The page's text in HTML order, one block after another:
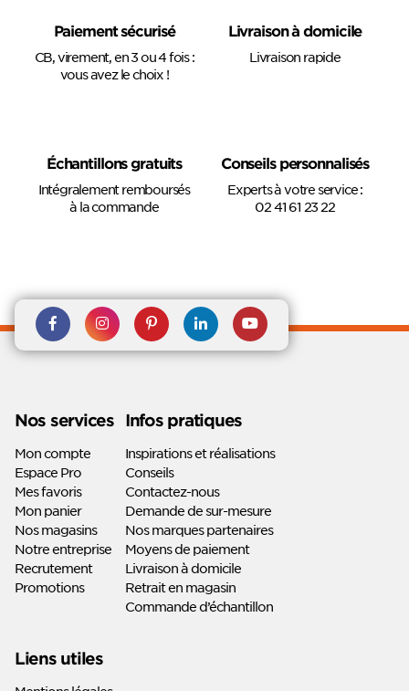
Paiement sécurisé
CB, virement, en 3 ou 4 fois :
vous avez le choix !
Livraison à domicile
Livraison rapide
Échantillons gratuits
Intégralement remboursés
à la commande
Conseils personnalisés
Experts à votre service :
02 41 61 23 22
Rejoignez nous sur Facebook
Suivez-nous sur
Instagram
Suivez-nous sur
Pinterest
Suivez-
nous sur
Suivez-
nous sur
Nos services
Mon compte
Espace Pro
Mes favoris
Mon panier
Nos magasins
Notre entreprise
Recrutement
Promotions
Infos pratiques
Inspirations et réalisations
Conseils
Contactez-nous
Demande de sur-mesure
Nos marques partenaires
Moyens de paiement
Livraison à domicile
Retrait en magasin
Commande d’échantillon
Liens utiles